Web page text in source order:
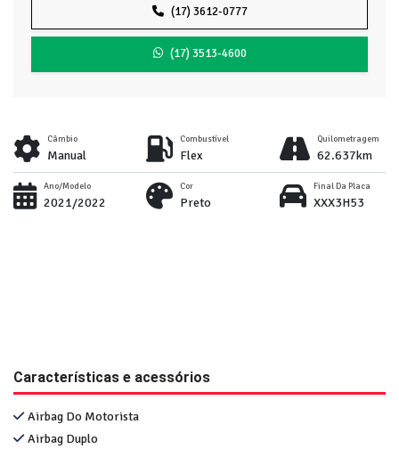
(17) 3612-0777
(17) 3513-4600
Câmbio
Manual
Combustível
Flex
Quilometragem
62.637km
Ano/Modelo
2021/2022
Cor
Preto
Final Da Placa
XXX3H53
Características e acessórios
Airbag Do Motorista
Airbag Duplo